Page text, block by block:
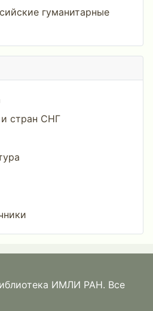
гуманитарные
стран СНГ
ИМЛИ РАН. Все